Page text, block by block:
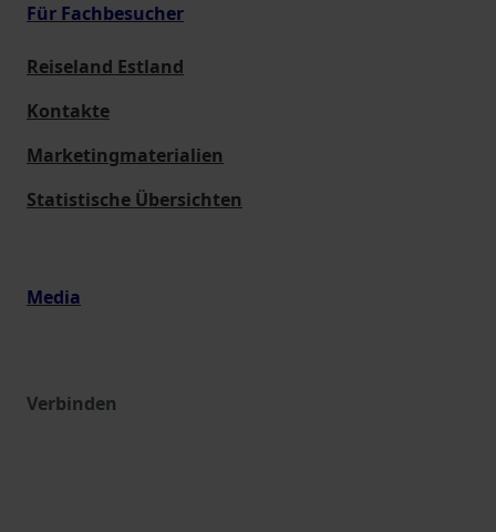
Für Fachbesucher
Reiseland Estland
Kontakte
Marketingmaterialien
Statistische Übersichten
Media
Verbinden